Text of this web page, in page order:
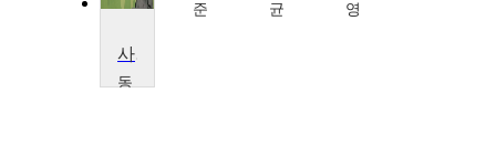
욱
준
균
영
사회복지실천론
동